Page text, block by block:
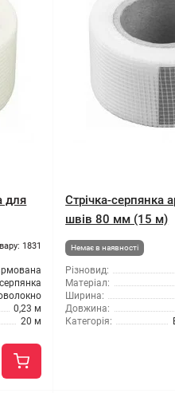
для
1831
0,23 м
20 м
Стрічка-серпянка
швів 80 мм (15 м)
Немає в наявності
Різновид:
Матеріал:
Ширина:
Довжина:
Категорія: